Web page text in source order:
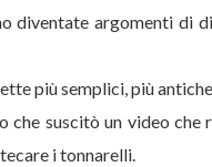
diventate argomenti di
più semplici, più
che suscitò un video
i tonnarelli.